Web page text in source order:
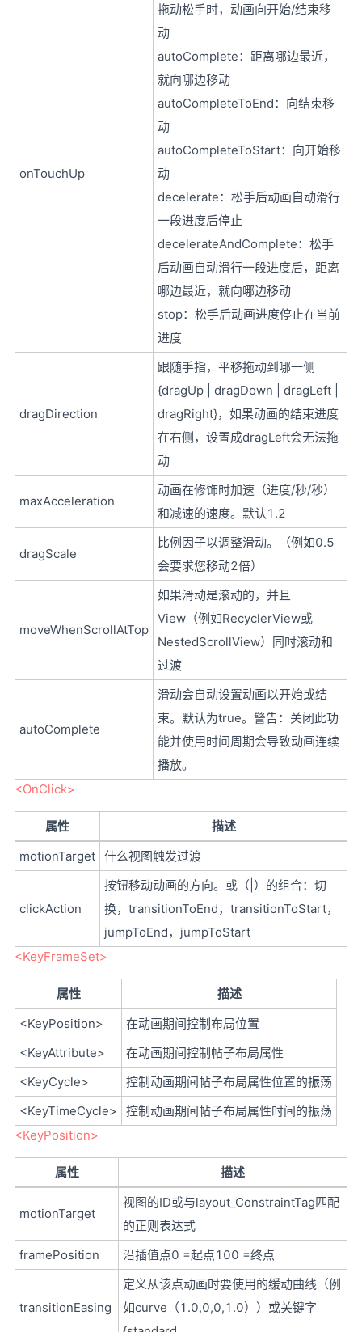
onTouchUp
拖动松手时，动画向开始/结束移
动
autoComplete：距离哪边最近，
就向哪边移动
autoCompleteToEnd：向结束移
动
autoCompleteToStart：向开始移
动
decelerate：松手后动画自动滑行
一段进度后停止
decelerateAndComplete：松手
后动画自动滑行一段进度后，距离
哪边最近，就向哪边移动
stop：松手后动画进度停止在当前
进度
dragDirection
跟随手指，平移拖动到哪一侧
{dragUp | dragDown | dragLeft |
dragRight}，如果动画的结束进度
在右侧，设置成dragLeft会无法拖
动
maxAcceleration
动画在修饰时加速（进度/秒/秒）
和减速的速度。默认1.2
dragScale
比例因子以调整滑动。（例如0.5
会要求您移动2倍）
moveWhenScrollAtTop
如果滑动是滚动的，并且
View（例如RecyclerView或
NestedScrollView）同时滚动和
过渡
autoComplete
滑动会自动设置动画以开始或结
束。默认为true。警告：关闭此功
能并使用时间周期会导致动画连续
播放。
<OnClick>
属性
描述
motionTarget 什么视图触发过渡
clickAction
按钮移动动画的方向。或（|）的组合：切
换，transitionToEnd，transitionToStart，
jumpToEnd，jumpToStart
<KeyFrameSet>
属性
描述
<KeyPosition>
在动画期间控制布局位置
<KeyAttribute>
在动画期间控制帖子布局属性
<KeyCycle>
控制动画期间帖子布局属性位置的振荡
<KeyTimeCycle>
控制动画期间帖子布局属性时间的振荡
<KeyPosition>
属性 描述
motionTarget
视图的ID或与layout_ConstraintTag匹配
的正则表达式
framePosition
沿插值点0 =起点100 =终点
transitionEasing
定义从该点动画时要使用的缓动曲线（例
如curve（1.0,0,0,1.0））或关键字